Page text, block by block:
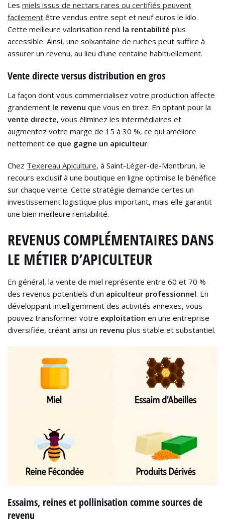
Les miels issus de nectars rares ou certifiés peuvent
facilement être vendus entre sept et neuf euros le kilo.
Cette meilleure valorisation rend la rentabilité plus
accessible. Ainsi, une soixantaine de ruches peut suffire à
assurer un revenu, au lieu d’une centaine habituellement.
Vente directe versus distribution en gros
La façon dont vous commercialisez votre production affecte
grandement le revenu que vous en tirez. En optant pour la
vente directe, vous éliminez les intermédiaires et
augmentez votre marge de 15 à 30 %, ce qui améliore
nettement ce que gagne un apiculteur.
Chez Texereau Apiculture, à Saint-Léger-de-Montbrun, le
recours exclusif à une boutique en ligne optimise le bénéfice
sur chaque vente. Cette stratégie demande certes un
investissement logistique plus important, mais elle garantit
une bien meilleure rentabilité.
REVENUS COMPLÉMENTAIRES DANS
LE MÉTIER D’APICULTEUR
En général, la vente de miel représente entre 60 et 70 %
des revenus potentiels d’un apiculteur professionnel. En
développant intelligemment des activités annexes, vous
pouvez transformer votre exploitation en une entreprise
diversifiée, créant ainsi un revenu plus stable et substantiel.
Essaims, reines et pollinisation comme sources de
revenu